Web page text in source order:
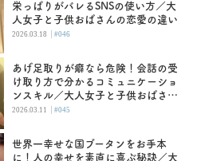
栄っぱりがバレるSNSの使い方／大
人女子と子供おばさんの恋愛の違い
2026.03.18 |#046
あげ足取りが癖なら危険！会話の受
け取り方で分かるコミュニケーショ
ンスキル／大人女子と子供おばさん
の恋愛の違い
2026.03.11 |#045
世界一幸せな国ブータンをお手本
に！人の幸せを素直に喜ぶ秘訣／大